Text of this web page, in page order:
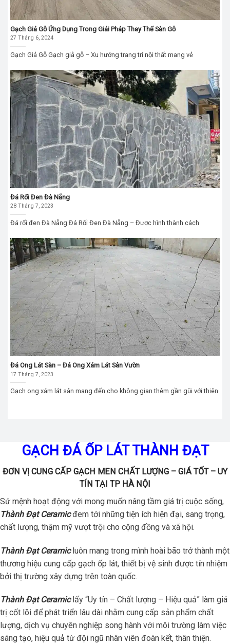
Gạch Giả Gỗ Ứng Dụng Trong Giải Pháp Thay Thế Sàn Gỗ
27 Tháng 6, 2024
Gạch Giả Gỗ Gạch giả gỗ – Xu hướng trang trí nội thất mang vẻ
Đá Rối Đen Đà Nẵng
28 Tháng 7, 2023
Đá rối đen Đà Nẵng Đá Rối Đen Đà Nẵng – Được hình thành cách
Đá Ong Lát Sàn – Đá Ong Xám Lát Sân Vườn
17 Tháng 7, 2023
Gạch ong xám lát sân mang đến cho không gian thêm gần gũi với thiên
GẠCH ĐÁ ỐP LÁT THÀNH ĐẠT
ĐƠN VỊ CUNG CẤP GẠCH MEN CHẤT LƯỢNG – GIÁ TỐT – UY
TÍN TẠI TP HÀ NỘI
Sứ mệnh hoạt động với mong muốn nâng tầm giá trị cuộc sống,
Thành Đạt Ceramicđem tới những tiện ích hiện đại, sang trọng,
chất lượng, thậm mỹ vượt trội cho cộng đồng và xã hội.
Thành Đạt Ceramicluôn mang trong mình hoài bão trở thành một
thương hiệu cung cấp gạch ốp lát, thiết bị vệ sinh được tín nhiệm
bởi thị trường xây dựng trên toàn quốc.
Thành Đạt Ceramiclấy “Uy tín – Chất lượng – Hiệu quả” làm giá
trị cốt lõi để phát triển lâu dài nhằm cung cấp sản phẩm chất
lượng, dịch vụ chuyên nghiệp song hành với môi trường làm việc
sáng tạo, hiệu quả từ đội ngũ nhân viên đoàn kết, thân thiện.